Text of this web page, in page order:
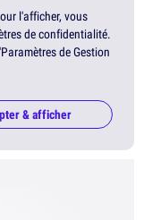
l'afficher, vous
de confidentialité.
de Gestion
& afficher